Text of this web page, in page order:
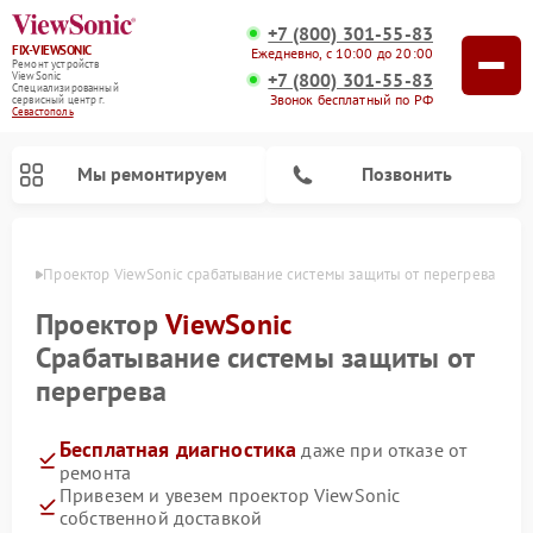
FIX-VIEWSONIC
Ремонт устройств
ViewSonic
Специализированный
cервисный центр г.
Севастополь
+7 (800) 301-55-83
Ежедневно, с 10:00 до 20:00
+7 (800) 301-55-83
Звонок бесплатный по РФ
Мы ремонтируем Позвонить
Проектор ViewSonic срабатывание системы защиты от перегрева
ПроекторViewSonic
Срабатывание системы защиты от
перегрева
Бесплатная диагностика даже при отказе от
ремонта
Привезем и увезем проектор ViewSonic
собственной доставкой